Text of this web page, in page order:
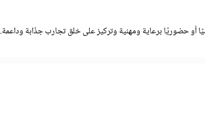
أو حضوريًا برعاية ومهنية وتركيز على خلق تجارب جذّابة وداعمة.